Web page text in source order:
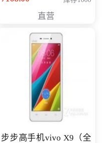
清入门级摄像机
直营
步步高手机vivo X9（全